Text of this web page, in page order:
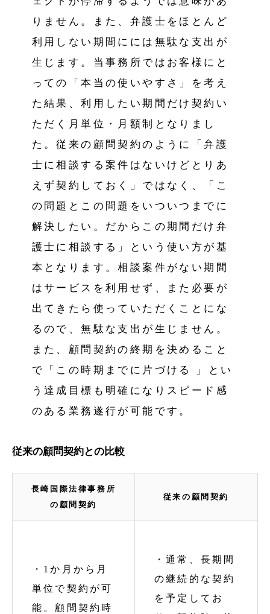
りません。また、弁護士をほとんど
利用しない期間にには無駄な支出が
生じます。当事務所ではお客様にと
っての「本当の使いやすさ」を考え
た結果、利用したい期間だけ契約い
ただく月単位・月額制となりまし
た。従来の顧問契約のように「弁護
士に相談する案件はないけどとりあ
えず契約しておく」ではなく、「こ
の問題とこの問題をいついつまでに
解決したい。だからこの期間だけ弁
護士に相談する」という使い方が基
本となります。相談案件がない期間
はサービスを利用せず、また必要が
出てきたら使っていただくことにな
るので、無駄な支出が生じません。
また、顧問契約の終期を決めること
で「この時期までに片づける 」とい
う達成目標も明確になりスピード感
のある業務遂行が可能です。
従来の顧問契約との比較
長崎国際法律事務所
の顧問契約
従来の顧問契約
・1か月から月
単位で契約が可
能。顧問契約時
・通常、長期間
の継続的な契約
を予定してお